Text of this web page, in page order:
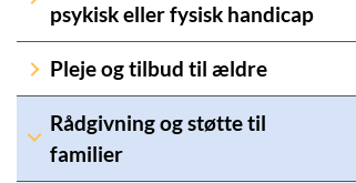
psykisk eller fysisk handicap
Pleje og tilbud til ældre
Rådgivning og støtte til
familier